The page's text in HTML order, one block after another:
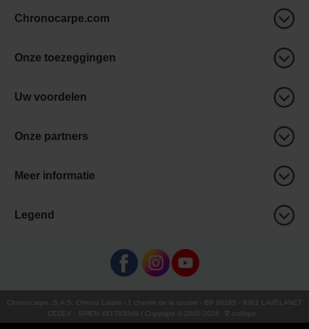
Chronocarpe.com
Onze toezeggingen
Uw voordelen
Onze partners
Meer informatie
Legend
Chronocarpe : S.A.S. Chrono Loisirs - 1 chemin de la coume - BP 90185 - 9301 LAVELANET
CEDEX - SIREN 481703049 | Copyright © 2005-2026 ∇ ccdispo